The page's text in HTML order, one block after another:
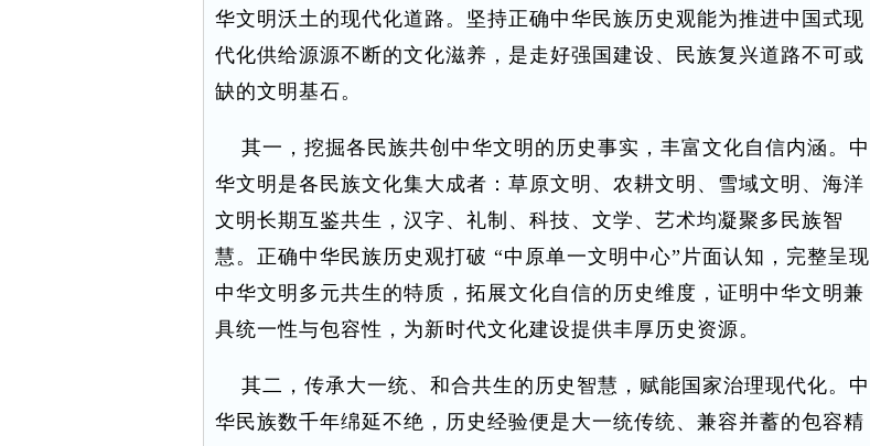
华文明沃土的现代化道路。坚持正确中华民族历史观能为推进中国式现
代化供给源源不断的文化滋养，是走好强国建设、民族复兴道路不可或
缺的文明基石。
其一，挖掘各民族共创中华文明的历史事实，丰富文化自信内涵。中
华文明是各民族文化集大成者：草原文明、农耕文明、雪域文明、海洋
文明长期互鉴共生，汉字、礼制、科技、文学、艺术均凝聚多民族智
慧。正确中华民族历史观打破 “中原单一文明中心”片面认知，完整呈现
中华文明多元共生的特质，拓展文化自信的历史维度，证明中华文明兼
具统一性与包容性，为新时代文化建设提供丰厚历史资源。
其二，传承大一统、和合共生的历史智慧，赋能国家治理现代化。中
华民族数千年绵延不绝，历史经验便是大一统传统、兼容并蓄的包容精